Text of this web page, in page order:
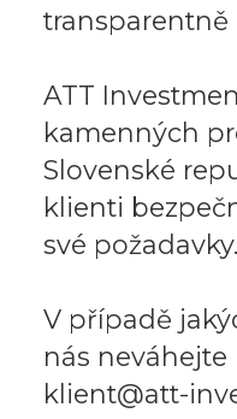
transparentně
ATT
kamenných
Slovenské
klienti
své požadavky.
V případě
nás
klient@att-